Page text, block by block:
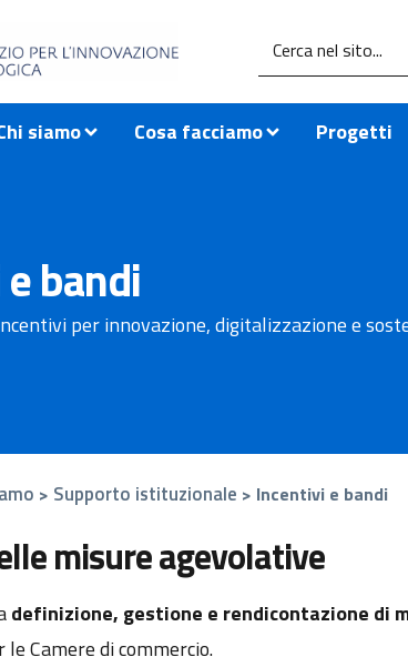
siamo Cosa facciamo Progetti
bandi
per innovazione, digitalizzazione e
> Supporto istituzionale > Incentivi e bandi
misure agevolative
definizione, gestione e rendicontazione di
Camere di commercio.